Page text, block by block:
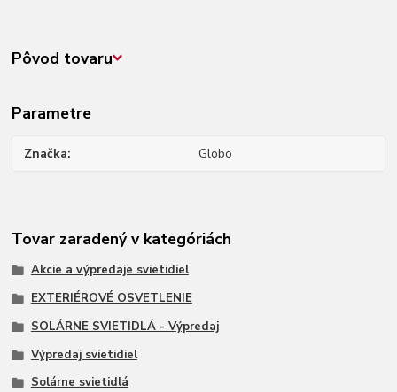
Pôvod tovaru
Parametre
Značka Globo
Tovar zaradený v kategóriách
Akcie a výpredaje svietidiel
EXTERIÉROVÉ OSVETLENIE
SOLÁRNE SVIETIDLÁ - Výpredaj
Výpredaj svietidiel
Solárne svietidlá